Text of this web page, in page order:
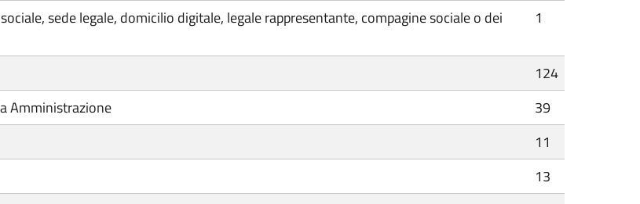
sede legale, domicilio digitale, legale rappresentante, compagine sociale o dei
1
124
Amministrazione
39
11
13